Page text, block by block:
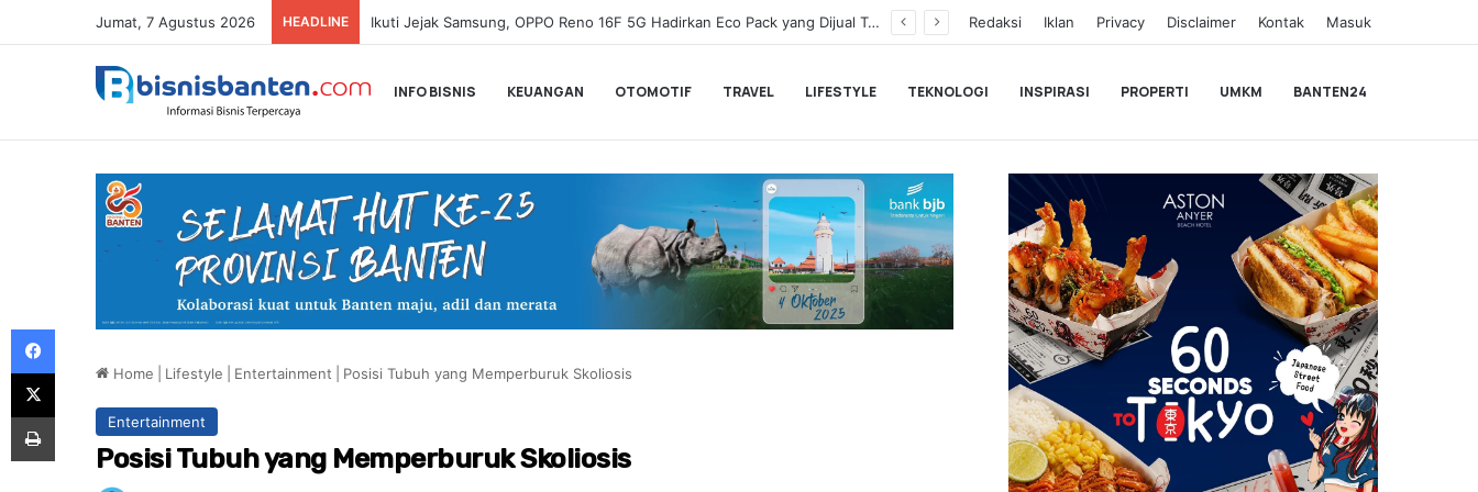
Jumat, 7 Agustus 2026 HEADLINE Wamenkeu Juda Agung Optimis Ekonomi Tumbuh Kuat dan Fiskal Tetap Terjaga di Tengah Ketidakpastian Global Redaksi Iklan Privacy Disclaimer Kontak Masuk
INFO BISNIS KEUANGAN OTOMOTIF TRAVEL LIFESTYLE TEKNOLOGI INSPIRASI PROPERTI UMKM BANTEN24
Home Lifestyle Entertainment Posisi Tubuh yang Memperburuk Skoliosis
Entertainment
Posisi Tubuh yang Memperburuk Skoliosis
Facebook